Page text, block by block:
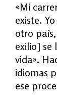
«Mi
existe.
otro
exilio] se
vida».
idiomas
ese